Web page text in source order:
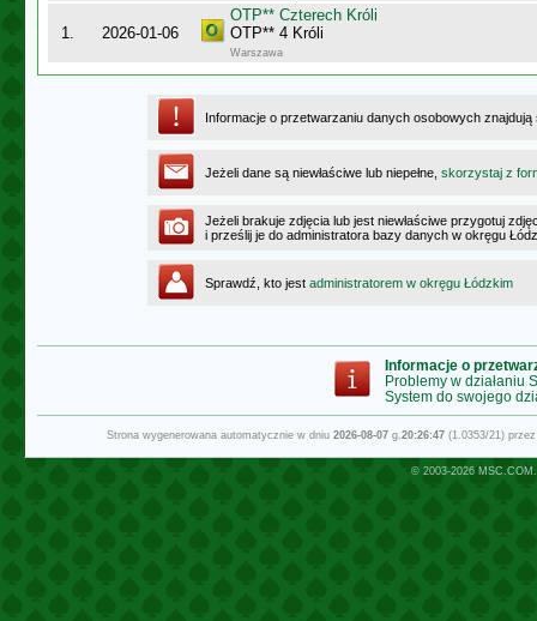
1. 2026-01-06
OTP** Czterech Króli
OTP** 4 Króli
Warszawa
Informacje o przetwarzaniu danych osobowych
Jeżeli dane są niewłaściwe lub niepełne, skorzystaj z
Jeżeli brakuje zdjęcia lub jest niewłaściwe przygotuj
i prześlij je do administratora bazy danych w okręgu
Sprawdź, kto jest administratorem w okręgu Łódzkim
Informacje o
Problemy w działaniu
System do swojego
Strona wygenerowana automatycznie w dniu 2026-08-07g.20:26:47(1.0353/21)
© 2003-2026